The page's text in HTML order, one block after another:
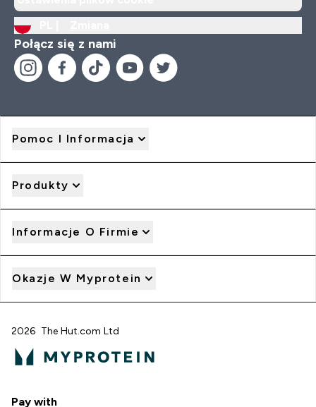
Połącz się z nami
Pomoc I Informacja
Produkty
Informacje O Firmie
Okazje W Myprotein
2026 The Hut.com Ltd
Pay with